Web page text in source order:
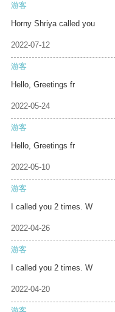
游客
Horny Shriya called you
2022-07-12
游客
Hello, Greetings fr
2022-05-24
游客
Hello, Greetings fr
2022-05-10
游客
I called you 2 times. W
2022-04-26
游客
I called you 2 times. W
2022-04-20